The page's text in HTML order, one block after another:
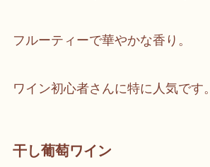
フルーティーで華やかな香り。
ワイン初心者さんに特に人気です。
干し葡萄ワイン